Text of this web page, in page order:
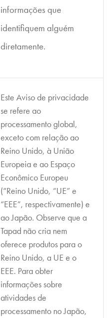
informações que
identifiquem alguém
diretamente.
Este Aviso de privacidade
se refere ao
processamento global,
exceto com relação ao
Reino Unido, à União
Europeia e ao Espaço
Econômico Europeu
(“Reino Unido, “UE” e
“EEE”, respectivamente) e
ao Japão. Observe que a
Tapad não cria nem
oferece produtos para o
Reino Unido, a UE e o
EEE. Para obter
informações sobre
atividades de
processamento no Japão,